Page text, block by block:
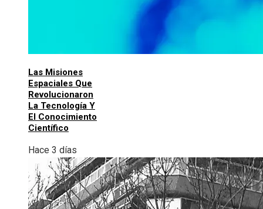
Las Misiones
Espaciales Que
Revolucionaron
La Tecnología Y
El Conocimiento
Científico
Hace 3 días